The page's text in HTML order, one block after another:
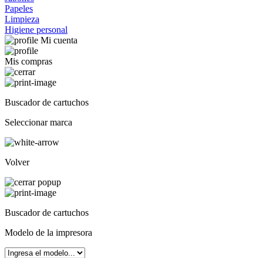
Papeles
Limpieza
Higiene personal
Mi cuenta
Mis compras
Buscador de cartuchos
Seleccionar marca
Volver
Buscador de cartuchos
Modelo de la impresora